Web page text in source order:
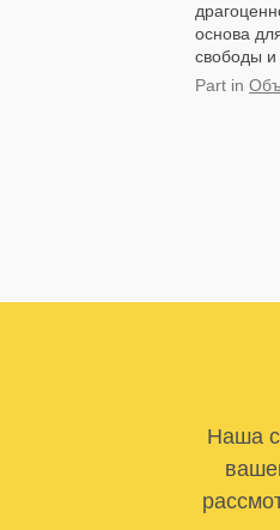
основа
свободы и
Part in
Наша